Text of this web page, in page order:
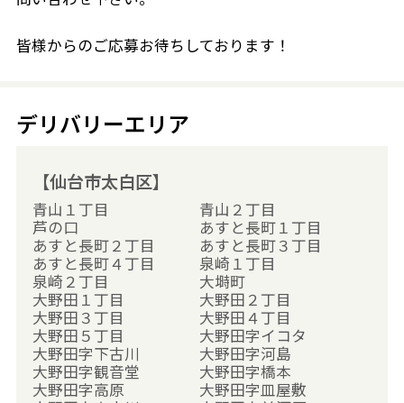
皆様からのご応募お待ちしております！
デリバリーエリア
【仙台市太白区】
青山１丁目
青山２丁目
芦の口
あすと長町１丁目
あすと長町２丁目
あすと長町３丁目
あすと長町４丁目
泉崎１丁目
泉崎２丁目
大塒町
大野田１丁目
大野田２丁目
大野田３丁目
大野田４丁目
大野田５丁目
大野田字イコタ
大野田字下古川
大野田字河島
大野田字観音堂
大野田字橋本
大野田字高原
大野田字皿屋敷